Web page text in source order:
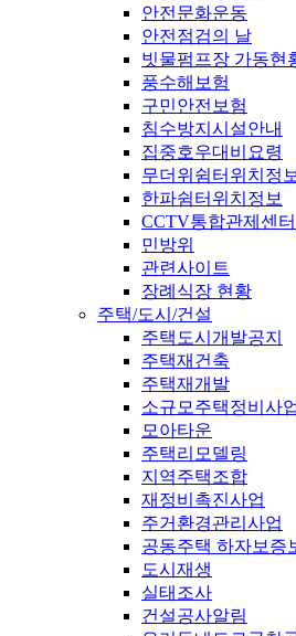
안전문화운동
안전점검의 날
빗물펌프장 가동현
풍수해보험
구민안전보험
침수방지시설안내
집중호우대비요령
무더위쉼터위치정보
한파쉼터위치정보
CCTV통합관제센터
민방위
관련사이트
장례식장 현황
주택/도시/건설
주택도시개발공지
주택재건축
주택재개발
소규모주택정비사
모아타운
주택리모델링
지역주택조합
재정비촉진사업
주거환경관리사업
공동주택 하자보증
도시재생
실태조사
건설공사알림